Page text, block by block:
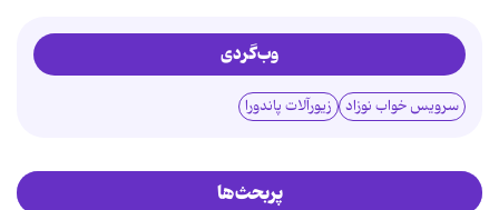
وب‌گردی
سرویس خواب نوزاد زیورآلات پاندورا
پربحث‌ها